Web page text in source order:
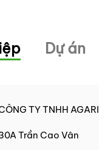
Dự án
TY TNHH AGARI
Trần Cao Vân